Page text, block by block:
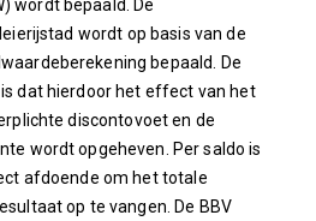
wordt bepaald. De
wordt op basis van de
bepaald. De
dat hierdoor het effect van het
discontovoet en de
wordt opgeheven. Per saldo is
afdoende om het totale
op te vangen. De BBV